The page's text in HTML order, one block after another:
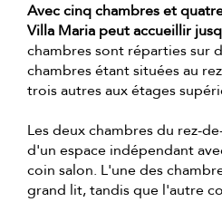
Avec cinq chambres et
Villa Maria peut accueillir
chambres sont réparties sur
chambres étant situées au
trois autres aux étages
Les deux chambres du rez-
d'un espace indépendant
coin salon. L'une des
grand lit, tandis que l'autre